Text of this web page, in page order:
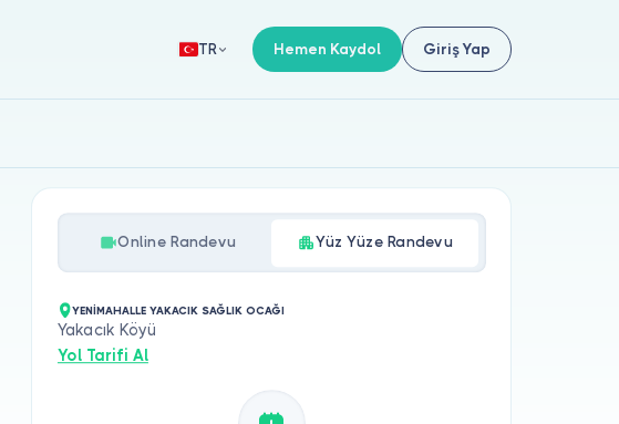
TR Hemen Kaydol Giriş Yap
Online Randevu Yüz Yüze Randevu
YENİMAHALLE YAKACIK SAĞLIK OCAĞI
Yakacık Köyü
Yol Tarifi Al